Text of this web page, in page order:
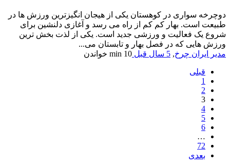
دوچرخه سواری در کوهستان یکی از هیجان انگیزترین ورزش ها در
طبیعت است. بهار کم کم از راه می رسد و آغازی دلنشین برای
شروع یک فعالیت و ورزشی جدید است. یکی از لذت بخش ترین
ورزش هایی که در فصل بهار و تابستان می...
مدیر ایران چرخ, 5 سال قبل 10 min خواندن
قبلی
1
2
3
4
5
6
…
72
بعدی